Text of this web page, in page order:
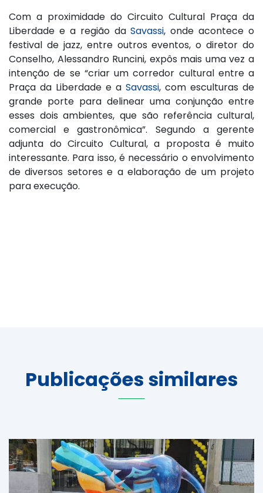
Com a proximidade do Circuito Cultural Praça da
Liberdade e a região daSavassi, onde acontece o
festival de jazz, entre outros eventos, o diretor do
Conselho, Alessandro Runcini, expôs mais uma vez a
intenção de se “criar um corredor cultural entre a
Praça da Liberdade e a Savassi, com esculturas de
grande porte para delinear uma conjunção entre
esses dois ambientes, que são referência cultural,
comercial e gastronômica”. Segundo a gerente
adjunta do Circuito Cultural, a proposta é muito
interessante. Para isso, é necessário o envolvimento
de diversos setores e a elaboração de um projeto
para execução.
Publicações similares